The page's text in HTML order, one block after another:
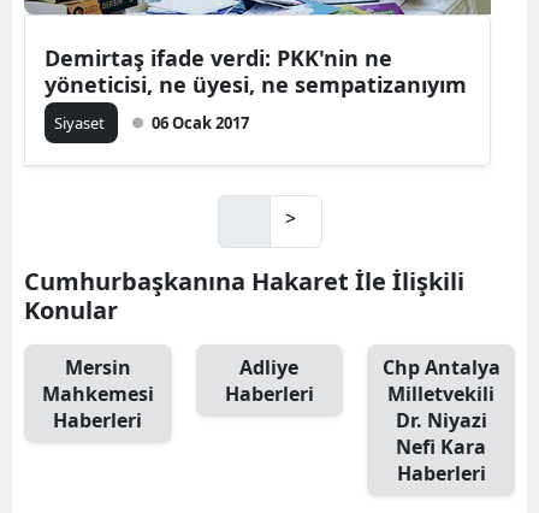
Demirtaş ifade verdi: PKK'nin ne
yöneticisi, ne üyesi, ne sempatizanıyım
Siyaset 06 Ocak 2017
>
Cumhurbaşkanına Hakaret İle İlişkili
Konular
Mersin
Mahkemesi
Haberleri
Adliye
Haberleri
Chp Antalya
Milletvekili
Dr. Niyazi
Nefi Kara
Haberleri